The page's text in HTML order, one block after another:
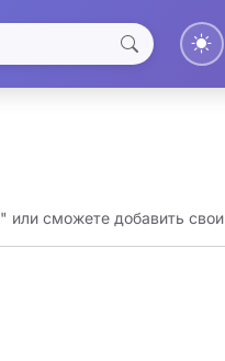
или сможете добавить свои